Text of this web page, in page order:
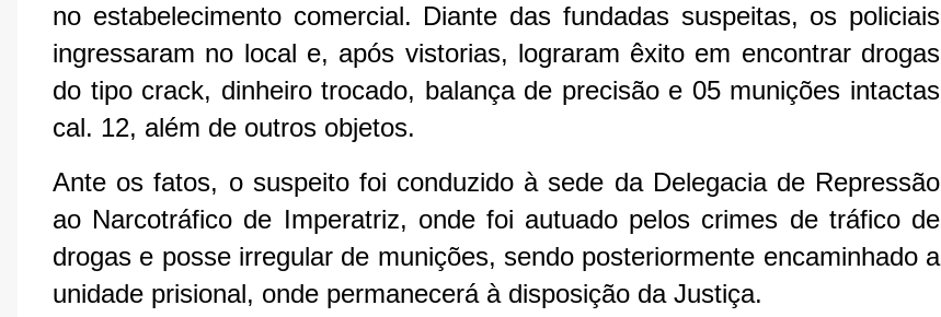
no estabelecimento comercial. Diante das fundadas suspeitas, os policiais
ingressaram no local e, após vistorias, lograram êxito em encontrar drogas
do tipo crack, dinheiro trocado, balança de precisão e 05 munições intactas
cal. 12, além de outros objetos.
Ante os fatos, o suspeito foi conduzido à sede da Delegacia de Repressão
ao Narcotráfico de Imperatriz, onde foi autuado pelos crimes de tráfico de
drogas e posse irregular de munições, sendo posteriormente encaminhado a
unidade prisional, onde permanecerá à disposição da Justiça.